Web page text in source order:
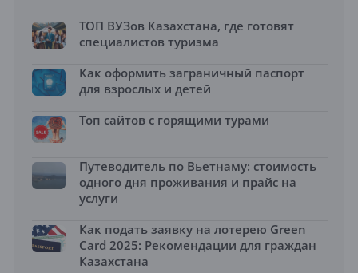
ТОП ВУЗов Казахстана, где готовят
специалистов туризма
Как оформить заграничный паспорт
для взрослых и детей
Топ сайтов с горящими турами
Путеводитель по Вьетнаму: стоимость
одного дня проживания и прайс на
услуги
Как подать заявку на лотерею Green
Card 2025: Рекомендации для граждан
Казахстана